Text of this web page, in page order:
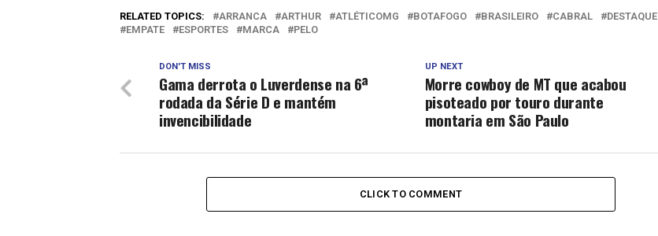
RELATED TOPICS: ARRANCA ARTHUR ATLÉTICOMG BOTAFOGO BRASILEIRO CABRAL
DESTAQUE
EMPATE
ESPORTES MARCA PELO
UP NEXT
Morre cowboy de MT que acabou
pisoteado por touro durante
montaria em São Paulo
DON'T MISS
Gama derrota o Luverdense na 6ª
rodada da Série D e mantém
invencibilidade
CLICK TO COMMENT